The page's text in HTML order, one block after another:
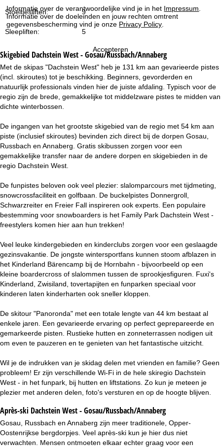
Informatie over de verantwoordelijke vind je in het Impressum
Informatie over de doeleinden en jouw rechten omtrent
gegevensbescherming vind je onze Privacy Policy
Accepteren
a
Stoeltjesliften: 9
Sleepliften: 5
Skigebied Dachstein West - Gosau/Russbach/Annaberg
Met de skipas "Dachstein West" heb je 131 km aan gevarieerde pistes
(incl. skiroutes) tot je beschikking. Beginners, gevorderden en
natuurlijk professionals vinden hier de juiste afdaling. Typisch voor de
regio zijn de brede, gemakkelijke tot middelzware pistes te midden van
dichte winterbossen.
De ingangen van het grootste skigebied van de regio met 54 km aan
piste (inclusief skiroutes) bevinden zich direct bij de dorpen Gosau,
Russbach en Annaberg. Gratis skibussen zorgen voor een
gemakkelijke transfer naar de andere dorpen en skigebieden in de
regio Dachstein West.
De funpistes beloven ook veel plezier: slalomparcours met tijdmeting,
snowcrossfaciliteit en golfbaan. De buckelpistes Donnergroll,
Schwarzreiter en Freier Fall inspireren ook experts. Een populaire
bestemming voor snowboarders is het Family Park Dachstein West -
freestylers komen hier aan hun trekken!
Veel leuke kindergebieden en kinderclubs zorgen voor een geslaagde
gezinsvakantie. De jongste wintersportfans kunnen stoom afblazen in
het Kinderland Bärencamp bij de Hornbahn - bijvoorbeeld op een
kleine boardercross of slalommen tussen de sprookjesfiguren. Fuxi's
Kinderland, Zwisiland, tovertapijten en funparken speciaal voor
kinderen laten kinderharten ook sneller kloppen.
De skitour "Panoronda" met een totale lengte van 44 km bestaat al
enkele jaren. Een gevarieerde ervaring op perfect geprepareerde en
gemarkeerde pisten. Rustieke hutten en zonneterrassen nodigen uit
om even te pauzeren en te genieten van het fantastische uitzicht.
Wil je de indrukken van je skidag delen met vrienden en familie? Geen
probleem! Er zijn verschillende Wi-Fi in de hele skiregio Dachstein
West - in het funpark, bij hutten en liftstations. Zo kun je meteen je
plezier met anderen delen, foto's versturen en op de hoogte blijven.
Après-ski Dachstein West - Gosau/Russbach/Annaberg
Gosau, Russbach en Annaberg zijn meer traditionele, Opper-
Oostenrijkse bergdorpjes. Veel après-ski kun je hier dus niet
verwachten. Mensen ontmoeten elkaar echter graag voor een